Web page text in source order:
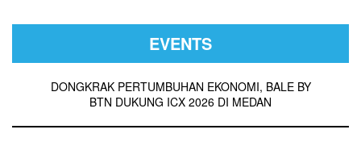
EVENTS
DONGKRAK PERTUMBUHAN EKONOMI, BALE BY
BTN DUKUNG ICX 2026 DI MEDAN